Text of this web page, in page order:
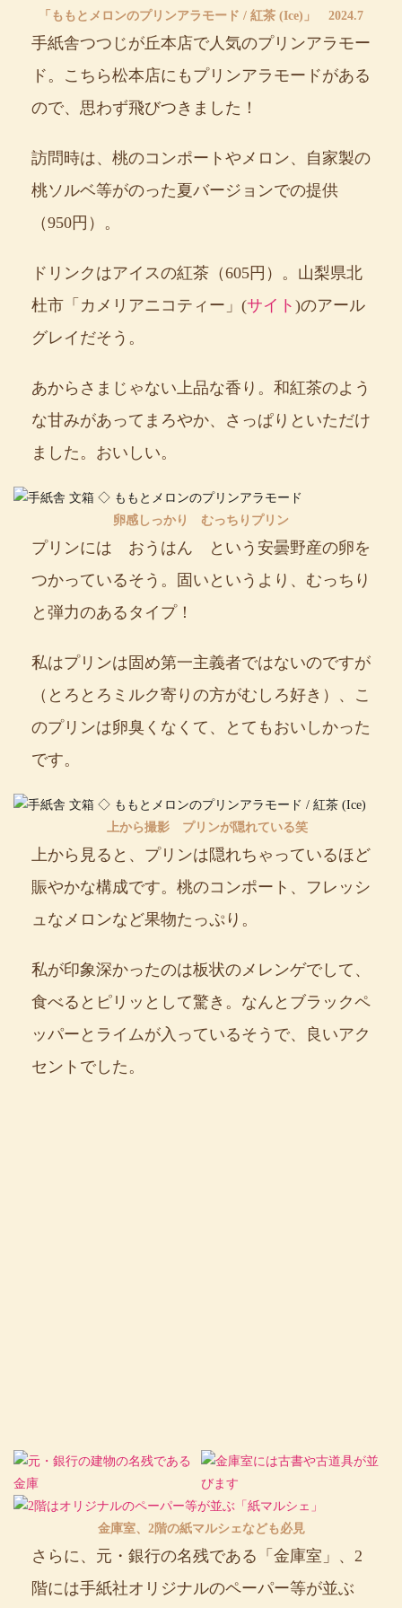
「ももとメロンのプリンアラモード / 紅茶 (Ice)」 2024.7
手紙舎つつじが丘本店で人気のプリンアラモー
ド。こちら松本店にもプリンアラモードがある
ので、思わず飛びつきました！
訪問時は、桃のコンポートやメロン、自家製の
桃ソルベ等がのった夏バージョンでの提供
（950円）。
ドリンクはアイスの紅茶（605円）。山梨県北
杜市「カメリアニコティー」(サイト )のアール
グレイだそう。
あからさまじゃない上品な香り。和紅茶のよう
な甘みがあってまろやか、さっぱりといただけ
ました。おいしい。
卵感しっかり むっちりプリン
プリンには おうはん という安曇野産の卵を
つかっているそう。固いというより、むっちり
と弾力のあるタイプ！
私はプリンは固め第一主義者ではないのですが
（とろとろミルク寄りの方がむしろ好き）、こ
のプリンは卵臭くなくて、とてもおいしかった
です。
上から撮影 プリンが隠れている笑
上から見ると、プリンは隠れちゃっているほど
賑やかな構成です。桃のコンポート、フレッシ
ュなメロンなど果物たっぷり。
私が印象深かったのは板状のメレンゲでして、
食べるとピリッとして驚き。なんとブラックペ
ッパーとライムが入っているそうで、良いアク
セントでした。
金庫室、2階の紙マルシェなども必見
さらに、元・銀行の名残である「金庫室」、2
階には手紙社オリジナルのペーパー等が並ぶ